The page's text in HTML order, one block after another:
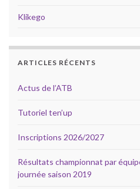
Klikego
ARTICLES RÉCENTS
Actus de l’ATB
Tutoriel ten’up
Inscriptions 2026/2027
Résultats championnat par
journée saison 2019